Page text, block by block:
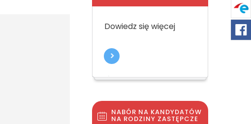
Dowiedz się więcej
NABÓR NA KANDYDATÓW
NA RODZINY ZASTĘPCZE